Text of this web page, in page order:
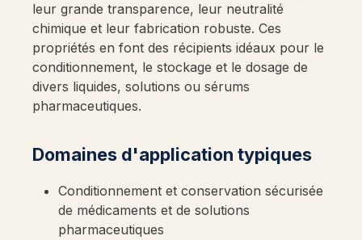
leur grande transparence, leur neutralité
chimique et leur fabrication robuste. Ces
propriétés en font des récipients idéaux pour le
conditionnement, le stockage et le dosage de
divers liquides, solutions ou sérums
pharmaceutiques.
Domaines d'application typiques
Conditionnement et conservation sécurisée
de médicaments et de solutions
pharmaceutiques